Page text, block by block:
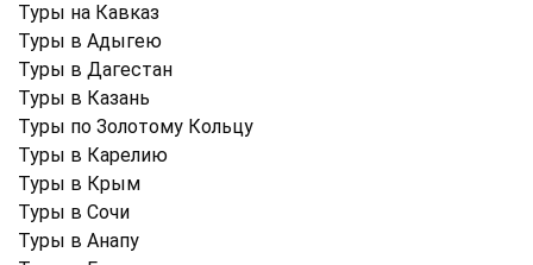
Туры на Кавказ
Туры в Адыгею
Туры в Дагестан
Туры в Казань
Туры по Золотому Кольцу
Туры в Карелию
Туры в Крым
Туры в Cочи
Туры в Анапу